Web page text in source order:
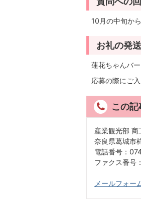
10月の中旬か
お礼の発送
蓮花ちゃんバ
応募の際にご
この
産業観光部 商
奈良県葛城市
電話番号：
ファクス番
メールフォー